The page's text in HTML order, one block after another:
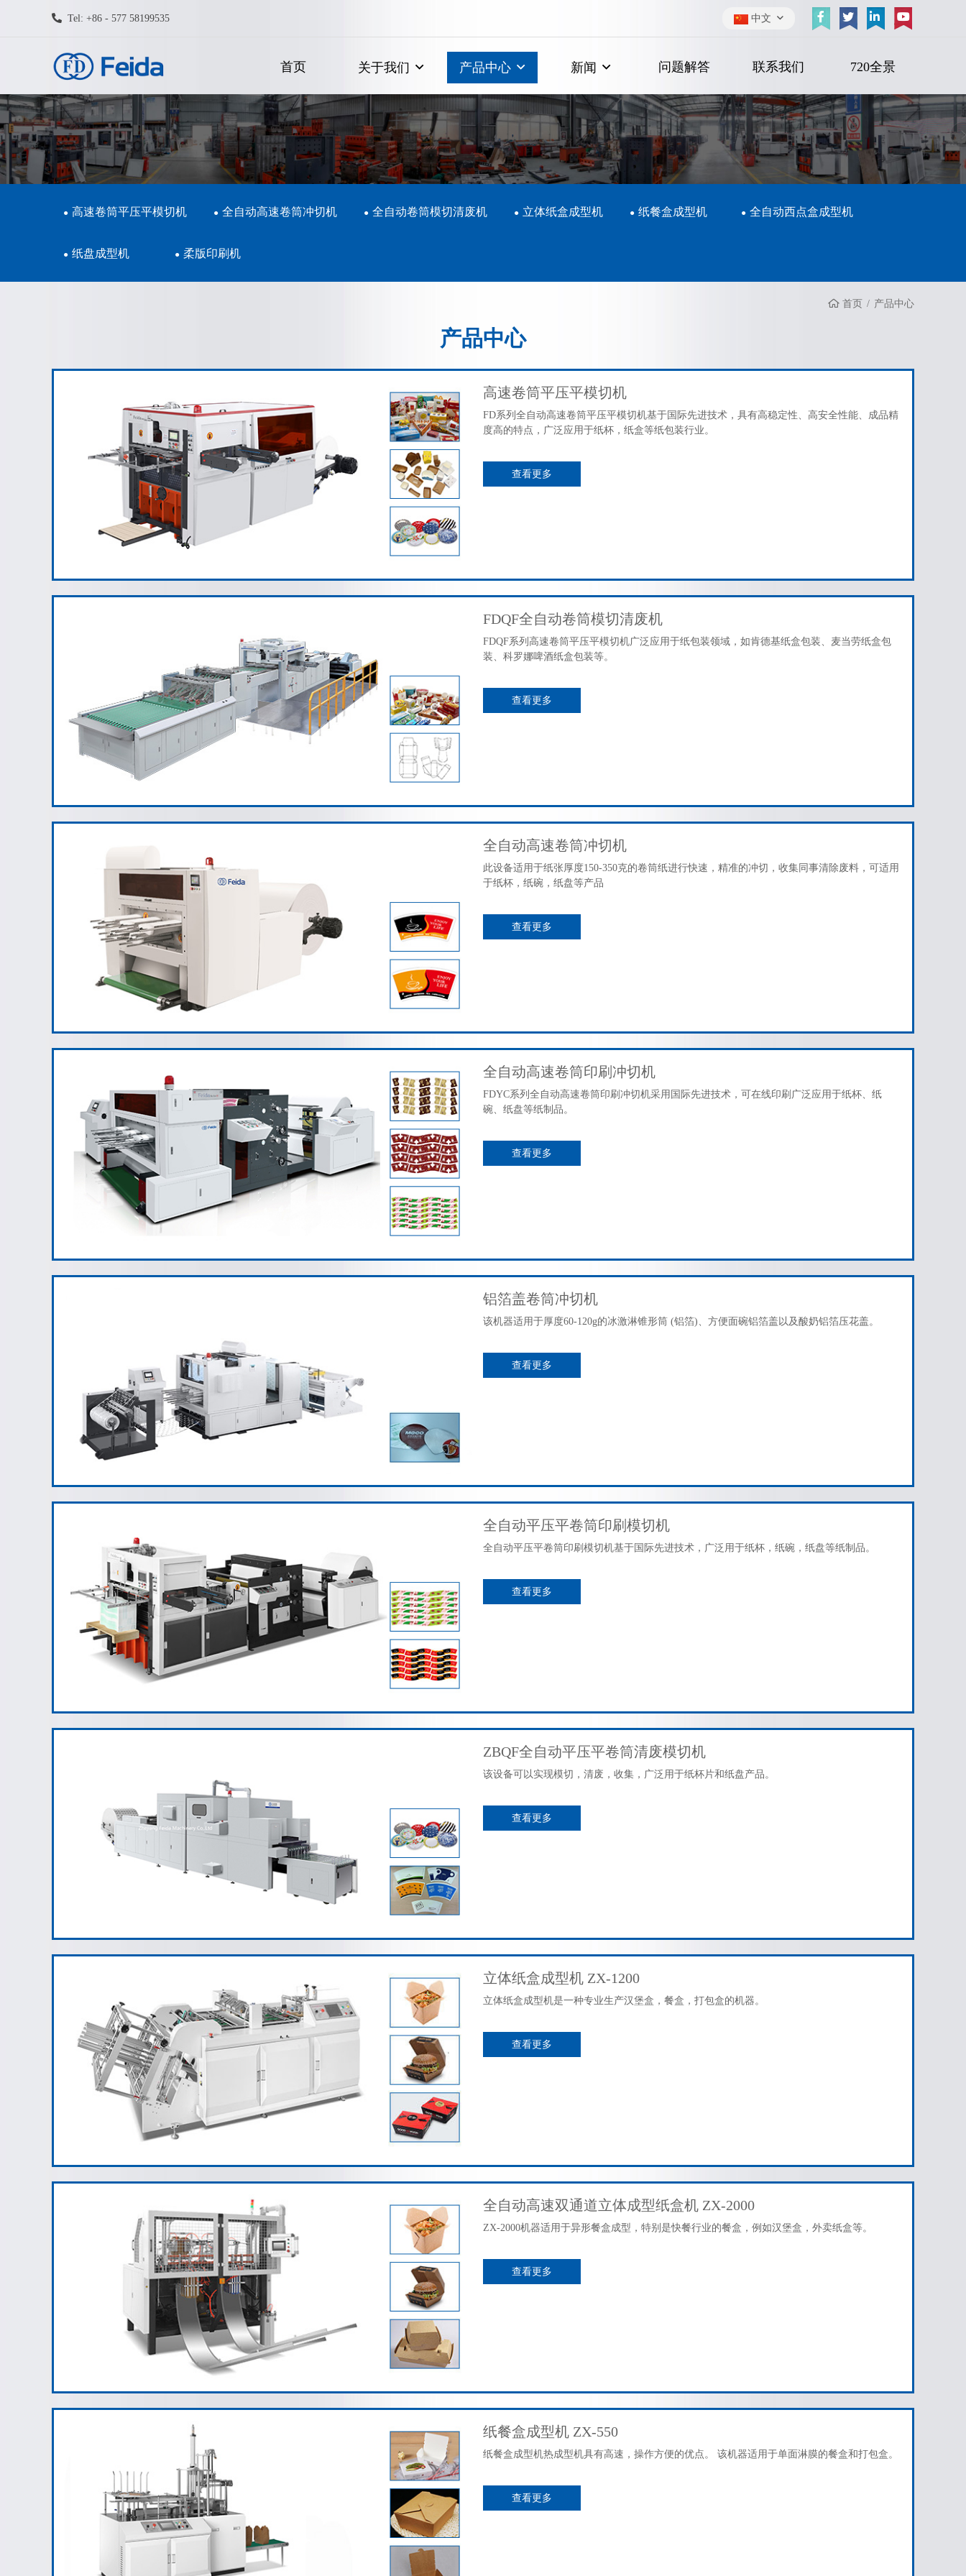
Tel: +86 - 577 58199535 中文
首页 关于我们 产品中心 新闻 问题解答 联系我们 720全景
高速卷筒平压平模切机 全自动高速卷筒冲切机 全自动卷筒模切清废机 立体纸盒成型机 纸餐盒成型机 全自动西点盒成型机
纸盘成型机 柔版印刷机
首页 产品中心
产品中心
高速卷筒平压平模切机
FD系列全自动高速卷筒平压平模切机基于国际先进技术，具有高稳定性、高安全性能、成品精
度高的特点，广泛应用于纸杯，纸盒等纸包装行业。
查看更多
FDQF全自动卷筒模切清废机
FDQF系列高速卷筒平压平模切机广泛应用于纸包装领域，如肯德基纸盒包装、麦当劳纸盒包
装、科罗娜啤酒纸盒包装等。
查看更多
全自动高速卷筒冲切机
此设备适用于纸张厚度150-350克的卷筒纸进行快速，精准的冲切，收集同事清除废料，可适用
于纸杯，纸碗，纸盘等产品
查看更多
全自动高速卷筒印刷冲切机
FDYC系列全自动高速卷筒印刷冲切机采用国际先进技术，可在线印刷广泛应用于纸杯、纸
碗、纸盘等纸制品。
查看更多
铝箔盖卷筒冲切机
该机器适用于厚度60-120g的冰激淋锥形筒 (铝箔)、方便面碗铝箔盖以及酸奶铝箔压花盖。
查看更多
全自动平压平卷筒印刷模切机
全自动平压平卷筒印刷模切机基于国际先进技术，广泛用于纸杯，纸碗，纸盘等纸制品。
查看更多
ZBQF全自动平压平卷筒清废模切机
该设备可以实现模切，清废，收集，广泛用于纸杯片和纸盘产品。
查看更多
立体纸盒成型机 ZX-1200
立体纸盒成型机是一种专业生产汉堡盒，餐盒，打包盒的机器。
查看更多
全自动高速双通道立体成型纸盒机 ZX-2000
ZX-2000机器适用于异形餐盒成型，特别是快餐行业的餐盒，例如汉堡盒，外卖纸盒等。
查看更多
纸餐盒成型机 ZX-550
纸餐盒成型机热成型机具有高速，操作方便的优点。 该机器适用于单面淋膜的餐盒和打包盒。
查看更多